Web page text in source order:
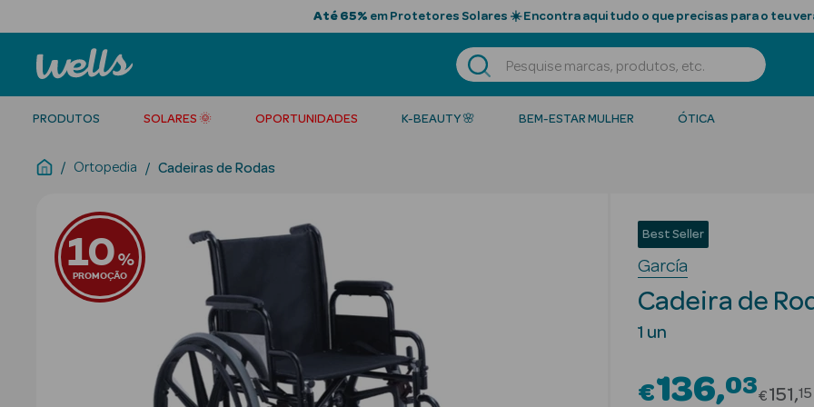
Até 65% em Protetores Solares ☀️ Encontra aqui tudo o que precisas para o teu
PRODUTOS SOLARES 🌞 OPORTUNIDADES K-BEAUTY 🌸 BEM-ESTAR MULHER ÓTICA
Ortopedia Cadeiras de Rodas
10%
PROMOÇÃO
Best Seller
García
Cadeira de
1 un
€136 03Price
€151 15